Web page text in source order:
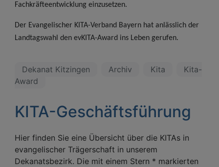
Fachkräfteentwicklung einzusetzen.
Der Evangelischer KITA-Verband Bayern hat anlässlich der
Landtagswahl den evKITA-Award ins Leben gerufen.
Dekanat Kitzingen Archiv Kita
Kita-
Award
KITA-Geschäftsführung
Hier finden Sie eine Übersicht über die KITAs in
evangelischer Trägerschaft in unserem
Dekanatsbezirk. Die mit einem Stern * markierten